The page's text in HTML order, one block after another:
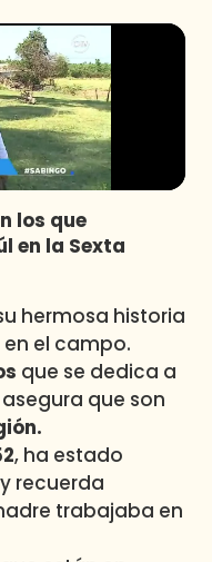
los que
en la Sexta
hermosa historia
el campo.
que se dedica a
que son
, ha estado
recuerda
trabajaba en